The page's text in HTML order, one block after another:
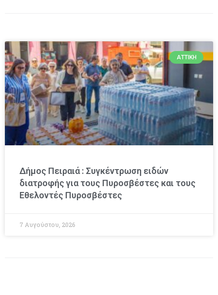
ΑΤΤΙΚΉ
Δήμος Πειραιά : Συγκέντρωση ειδών
διατροφής για τους Πυροσβέστες και τους
Εθελοντές Πυροσβέστες
7 Αυγούστου, 2026